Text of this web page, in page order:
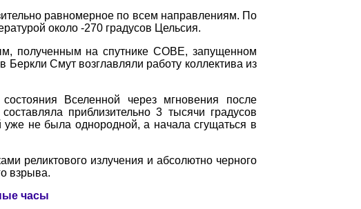
равномерное по всем направлениям. По
около -270 градусов Цельсия.
полученным на спутнике COBE, запущенном
Смут возглавляли работу коллектива из
Вселенной через мгновения после
приблизительно 3 тысячи градусов
не была однородной, а начала сгущаться в
реликтового излучения и абсолютно черного
взрыва.
часы